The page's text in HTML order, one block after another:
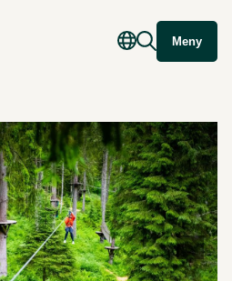
Meny